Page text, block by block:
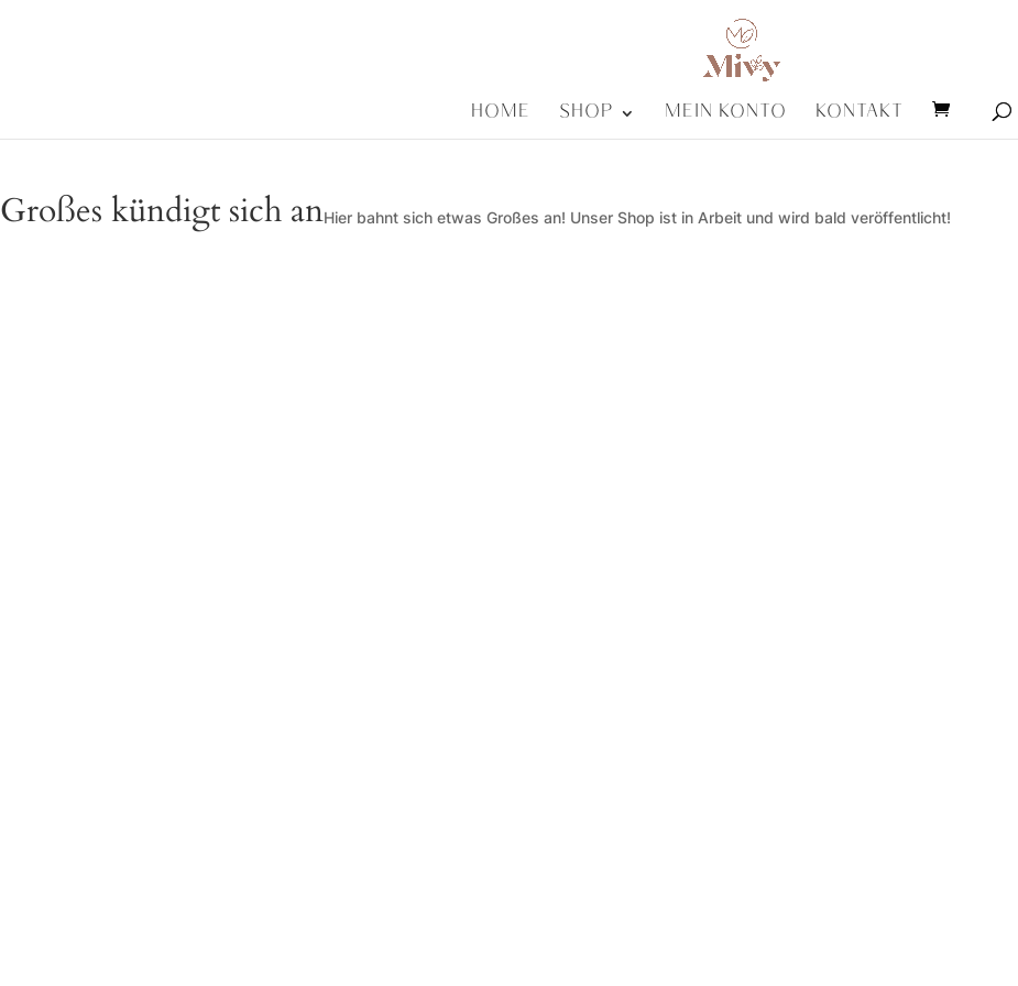
HOME SHOP MEIN KONTO KONTAKT
Großes kündigt sich anHier bahnt sich etwas Großes an! Unser Shop ist in Arbeit und wird bald veröffentlicht!